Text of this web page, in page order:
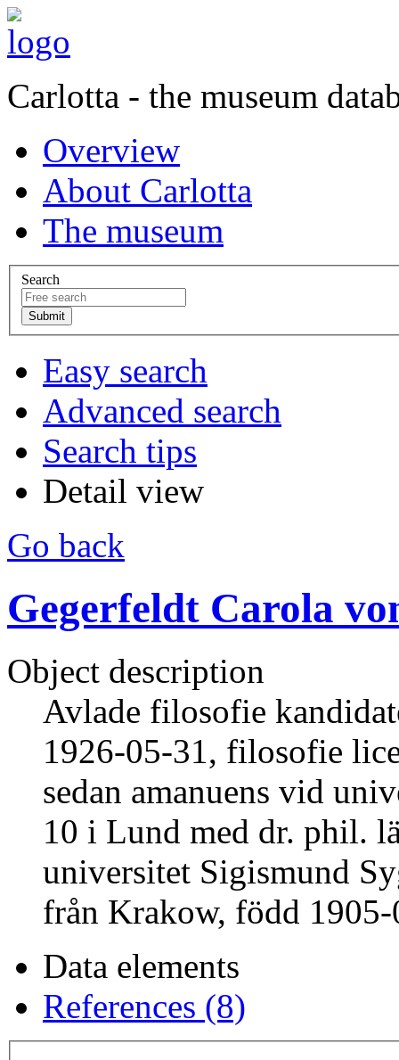
Carlotta - the museum
Overview
About Carlotta
The museum
Search
Easy search
Advanced search
Search tips
Detail view
Go back
Gegerfeldt Carola
Object description
Avlade filosofie
1926-05-31, filosofie
sedan amanuens vid
10 i Lund med dr. phil.
universitet Sigismund
från Krakow, född
Data elements
References (8)